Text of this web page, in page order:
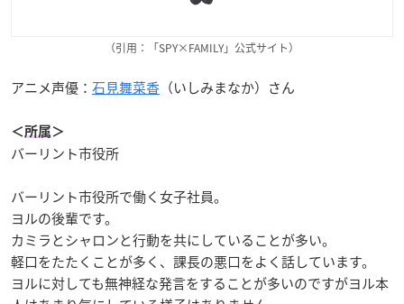
（引用：「SPY×FAMILY」公式サイト）
アニメ声優： 石見舞菜香 （いしみまなか）さん
＜所属＞
バーリント市役所
バーリント市役所で働く女子社員。
ヨルの後輩です。
カミラとシャロンと行動を共にしていることが多い。
軽口をたたくことが多く、課長の悪口をよく話しています。
ヨルに対しても無神経な発言をすることが多いのですがヨル本